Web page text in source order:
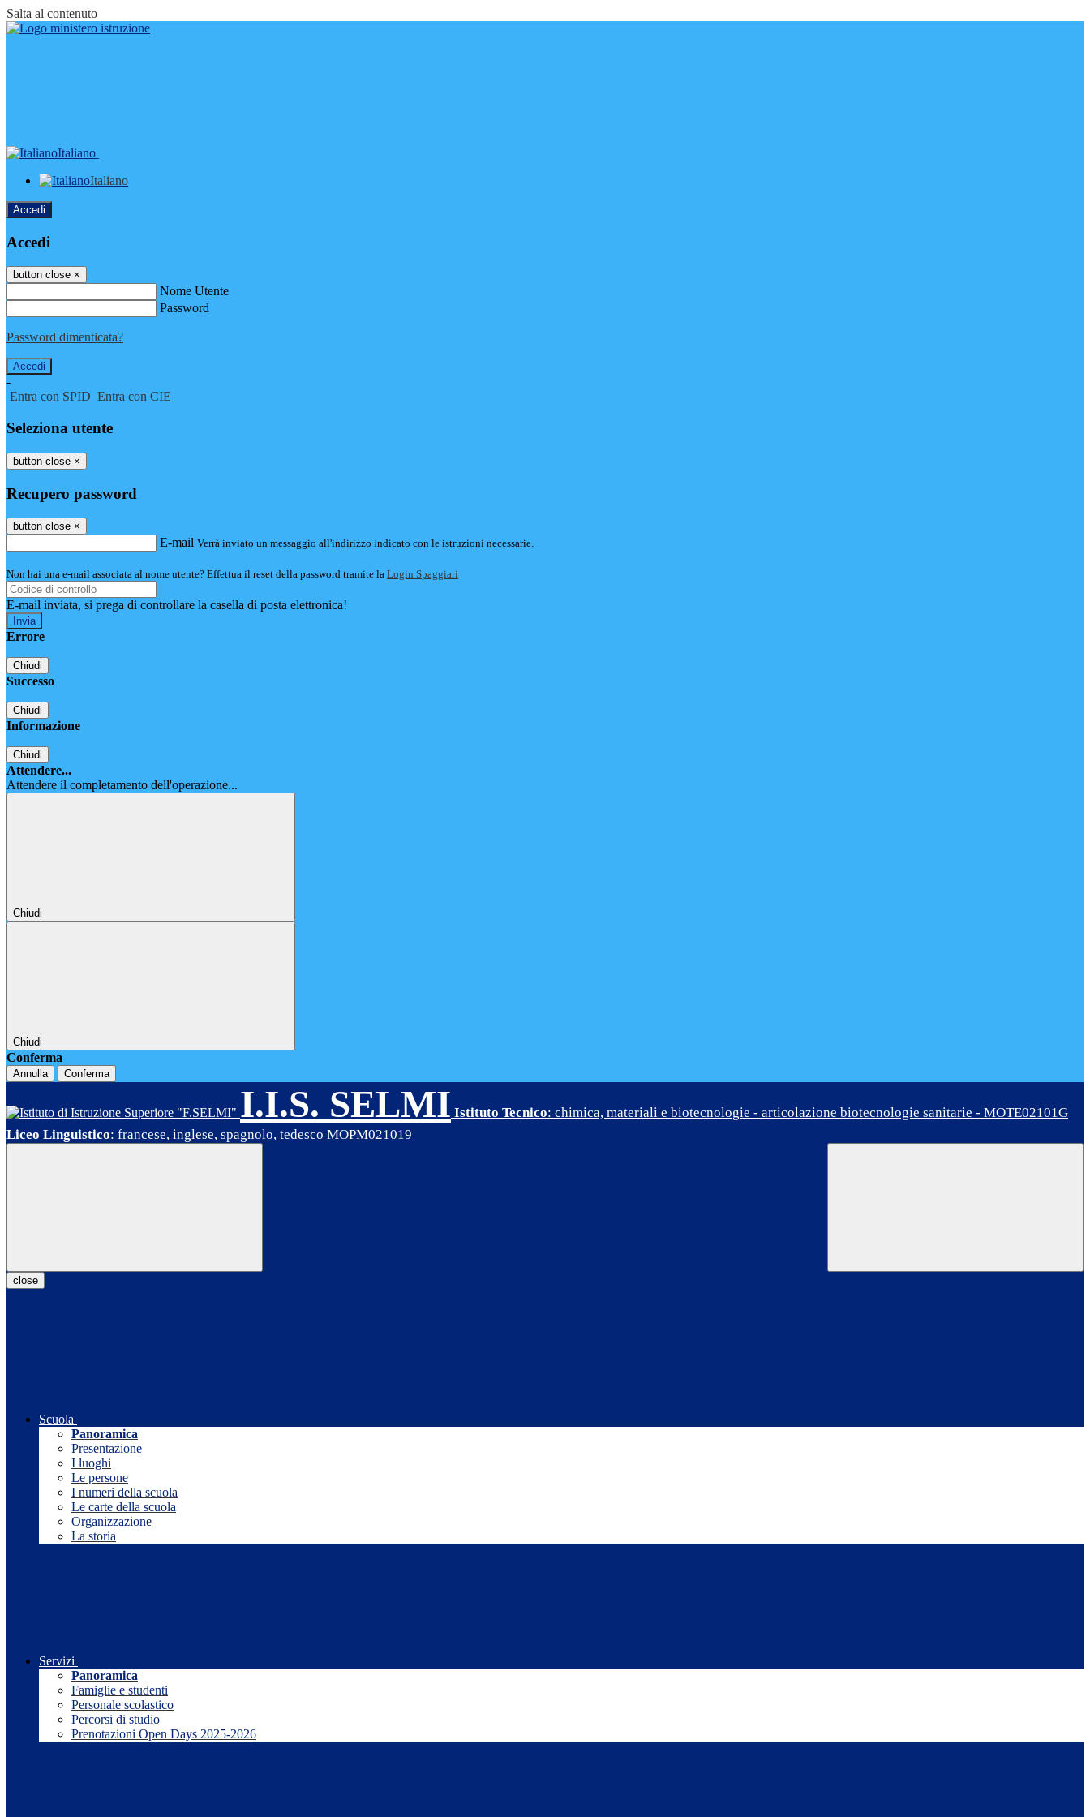
Salta al contenuto
Italiano
Italiano
Accedi
Accedi
button close ×
Nome Utente
Password
Password dimenticata?
-
Entra con SPID Entra con CIE
Seleziona utente
button close ×
Recupero password
button close ×
E-mail Verrà inviato un messaggio all'indirizzo indicato con le istruzioni necessarie.
Non hai una e-mail associata al nome utente? Effettua il reset della password tramite la Login Spaggiari
E-mail inviata, si prega di controllare la casella di posta elettronica!
Errore
Chiudi
Successo
Chiudi
Informazione
Chiudi
Attendere...
Attendere il completamento dell'operazione...
Chiudi
Chiudi
Conferma
Annulla Conferma
I.I.S. SELMI Istituto Tecnico: chimica, materiali e biotecnologie - articolazione biotecnologie sanitarie - MOTE02101G
Liceo Linguistico: francese, inglese, spagnolo, tedesco MOPM021019
close
Scuola
Panoramica
Presentazione
I luoghi
Le persone
I numeri della scuola
Le carte della scuola
Organizzazione
La storia
Servizi
Panoramica
Famiglie e studenti
Personale scolastico
Percorsi di studio
Prenotazioni Open Days 2025-2026